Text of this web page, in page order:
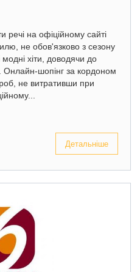
речі на офіційному сайті
не обов'язково з сезону
модні хіти, доводячи до
Онлайн-шопінг за кордоном
не витративши при
Детальніше